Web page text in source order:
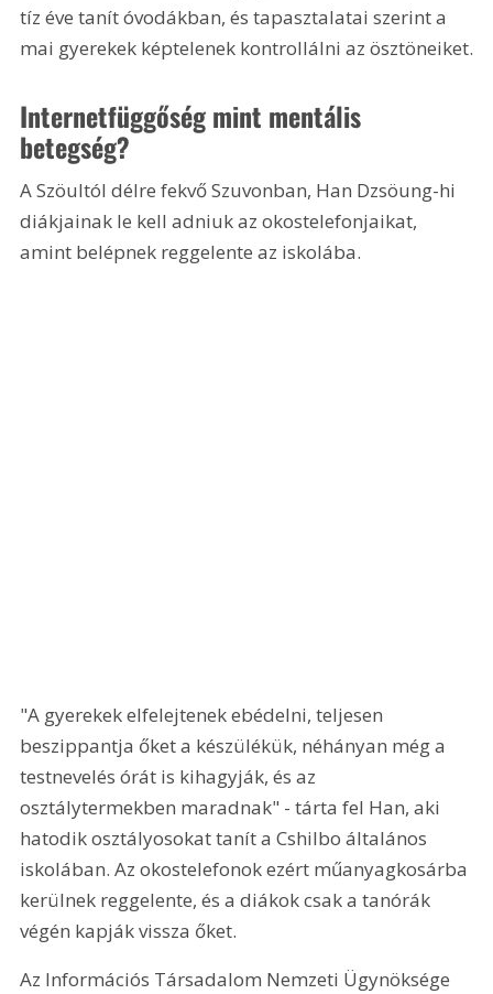
tíz éve tanít óvodákban, és tapasztalatai szerint a
mai gyerekek képtelenek kontrollálni az ösztöneiket.
Internetfüggőség mint mentális
betegség?
A Szöultól délre fekvő Szuvonban, Han Dzsöung-hi
diákjainak le kell adniuk az okostelefonjaikat,
amint belépnek reggelente az iskolába.
"A gyerekek elfelejtenek ebédelni, teljesen
beszippantja őket a készülékük, néhányan még a
testnevelés órát is kihagyják, és az
osztálytermekben maradnak" - tárta fel Han, aki
hatodik osztályosokat tanít a Cshilbo általános
iskolában. Az okostelefonok ezért műanyagkosárba
kerülnek reggelente, és a diákok csak a tanórák
végén kapják vissza őket.
Az Információs Társadalom Nemzeti Ügynöksége